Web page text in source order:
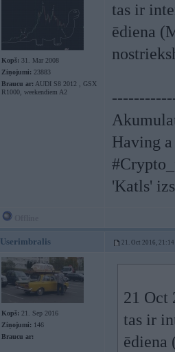
Kopš: 31. Mar 2008
Ziņojumi: 23883
Braucu ar: AUDI S8 2012 , GSX
R1000, weekendiem A2
tas ir
ēdiena
Having
'Katls'
Userimbralis 21. Oct 2016, 21:14
Kopš: 21. Sep 2016
Ziņojumi: 146
Braucu ar:
21 Oct
tas ir
ēdiena